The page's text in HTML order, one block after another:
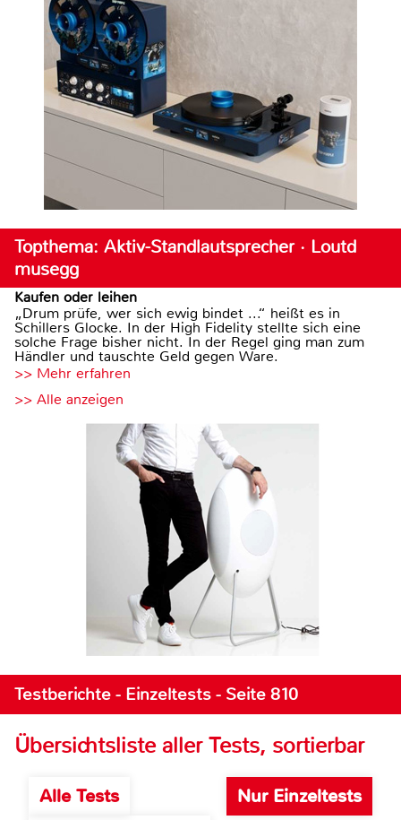
Topthema: Aktiv-Standlautsprecher · Loutd
musegg
Kaufen oder leihen
„Drum prüfe, wer sich ewig bindet ...“ heißt es in
Schillers Glocke. In der High Fidelity stellte sich eine
solche Frage bisher nicht. In der Regel ging man zum
Händler und tauschte Geld gegen Ware.
>> Mehr erfahren
>> Alle anzeigen
Testberichte - Einzeltests - Seite 810
Übersichtsliste aller Tests, sortierbar
Alle Tests
Nur Einzeltests